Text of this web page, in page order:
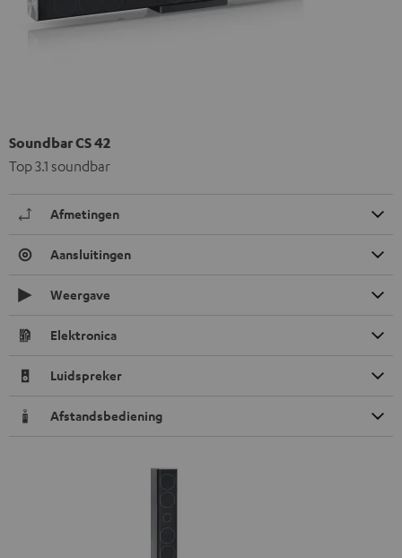
Soundbar CS 42
Top 3.1 soundbar
Afmetingen
Aansluitingen
Weergave
Elektronica
Luidspreker
Afstandsbediening